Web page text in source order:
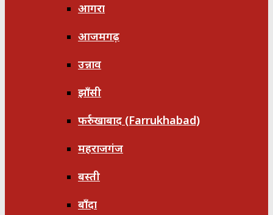
आगरा
आजमगढ़
उन्नाव
झाँसी
फर्रुखाबाद (Farrukhabad)
महराजगंज
बस्ती
बाँदा